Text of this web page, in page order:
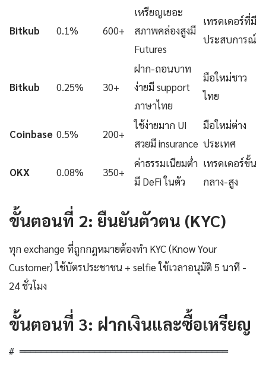
Bitkub 0.1% 600+
เหรียญเยอะ
สภาพคล่องสูงมี
Futures
เทรดเดอร์ที่มี
ประสบการณ์
Bitkub 0.25% 30+
ฝาก-ถอนบาท
ง่ายมี support
ภาษาไทย
มือใหม่ชาว
ไทย
Coinbase 0.5% 200+
ใช้ง่ายมาก UI
สวยมี insurance
มือใหม่ต่าง
ประเทศ
OKX 0.08% 350+
ค่าธรรมเนียมต่ำ
มี DeFi ในตัว
เทรดเดอร์ขั้น
กลาง-สูง
ขั้นตอนที่ 2: ยืนยันตัวตน (KYC)
ทุก exchange ที่ถูกกฎหมายต้องทำ KYC (Know Your
Customer) ใช้บัตรประชาชน + selfie ใช้เวลาอนุมัติ 5 นาที -
24 ชั่วโมง
ขั้นตอนที่ 3: ฝากเงินและซื้อเหรียญ
# ═══════════════════════════════════════